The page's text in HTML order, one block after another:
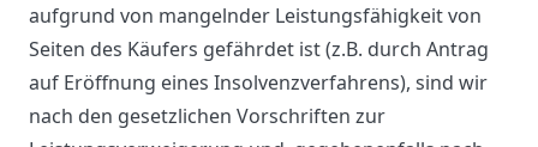
aufgrund von mangelnder Leistungsfähigkeit von
Seiten des Käufers gefährdet ist (z.B. durch Antrag
auf Eröffnung eines Insolvenzverfahrens), sind wir
nach den gesetzlichen Vorschriften zur